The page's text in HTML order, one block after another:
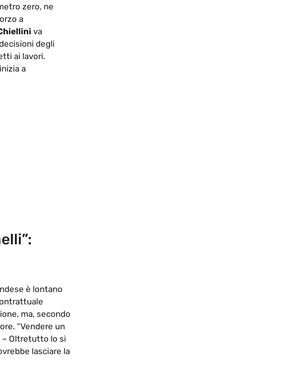
zero, ne
a
va
degli
ai lavori.
a
è lontano
ma, secondo
“Vendere un
– Oltretutto lo si
lasciare la